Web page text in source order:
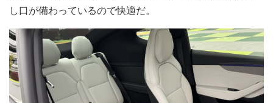
し口が備わっているので快適だ。